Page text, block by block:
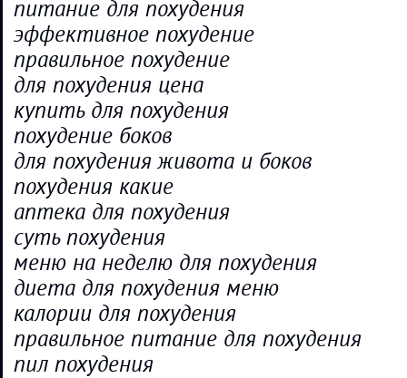
питание для похудения
эффективное похудение
правильное похудение
для похудения цена
купить для похудения
похудение боков
для похудения живота и боков
похудения какие
аптека для похудения
суть похудения
меню на неделю для похудения
диета для похудения меню
калории для похудения
правильное питание для похудения
пил похудения